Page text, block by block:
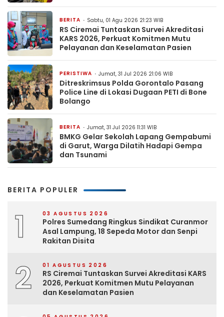
BERITA Sabtu, 01 Agu 2026 21:23 WIB
RS Ciremai Tuntaskan Survei Akreditasi
KARS 2026, Perkuat Komitmen Mutu
Pelayanan dan Keselamatan Pasien
PERISTIWA Jumat, 31 Jul 2026 21:06 WIB
Ditreskrimsus Polda Gorontalo Pasang
Police Line di Lokasi Dugaan PETI di Bone
Bolango
BERITA Jumat, 31 Jul 2026 11:31 WIB
BMKG Gelar Sekolah Lapang Gempabumi
di Garut, Warga Dilatih Hadapi Gempa
dan Tsunami
BERITA POPULER
1 03 AGUSTUS 2026
Polres Sumedang Ringkus Sindikat Curanmor
Asal Lampung, 18 Sepeda Motor dan Senpi
Rakitan Disita
2 01 AGUSTUS 2026
RS Ciremai Tuntaskan Survei Akreditasi KARS
2026, Perkuat Komitmen Mutu Pelayanan
dan Keselamatan Pasien